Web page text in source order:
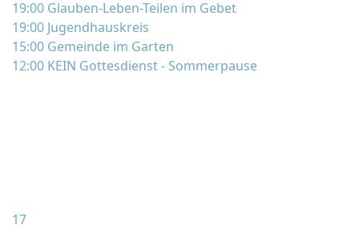
19:00 Glauben-Leben-Teilen im Gebet
19:00 Jugendhauskreis
15:00 Gemeinde im Garten
12:00 KEIN Gottesdienst - Sommerpause
17